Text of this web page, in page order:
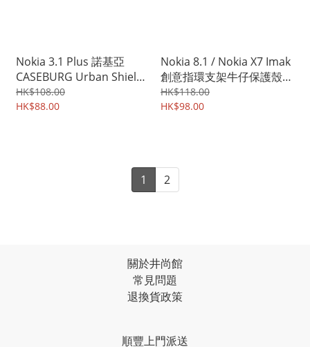
Nokia 3.1 Plus 諾基亞
CASEBURG Urban Shield
商務斯文 耐磨皮紋 保護套
手機軟殼2168A
HK$108.00
HK$88.00
Nokia 8.1 / Nokia X7 Imak
創意指環支架牛仔保護殼
手機後背硬殼Case Shell
2044A
HK$118.00
HK$98.00
1 2
關於井尚館
常見問題
退換貨政策
順豐上門派送